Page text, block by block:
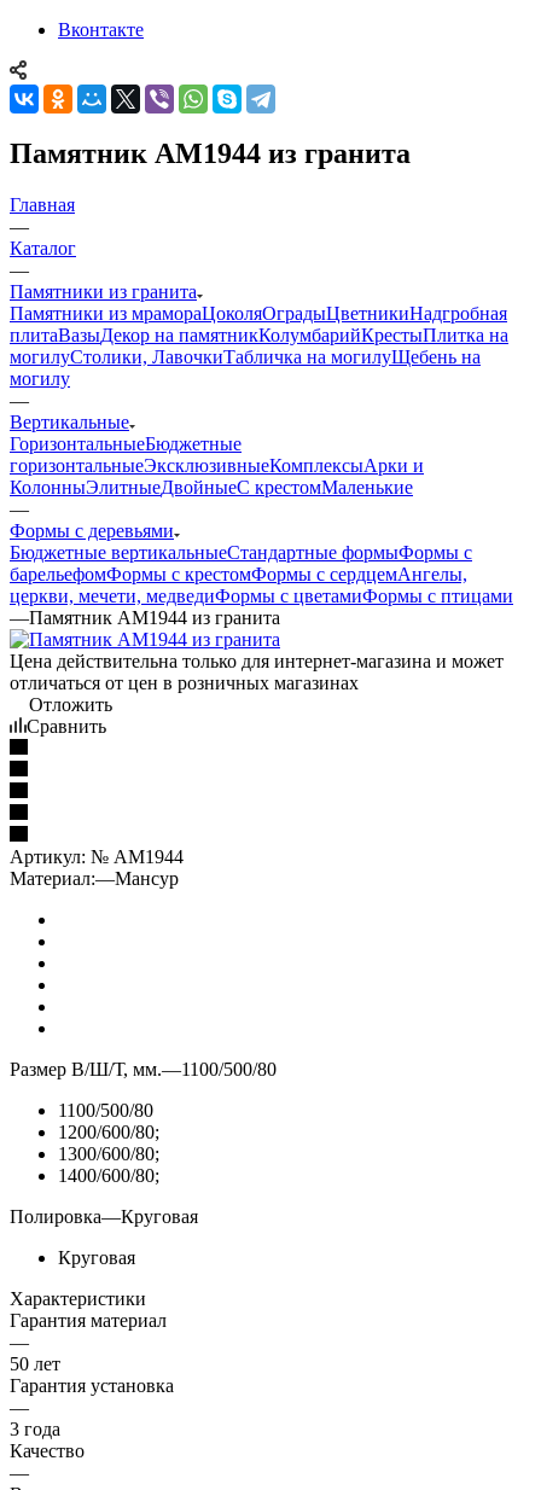
Вконтакте
Памятник AM1944 из гранита
Главная
—
Каталог
—
Памятники из гранита
Памятники из мрамораЦоколяОградыЦветникиНадгробная
плитаВазыДекор на памятникКолумбарийКрестыПлитка на
могилуСтолики, ЛавочкиТабличка на могилуЩебень на
могилу
—
Вертикальные
ГоризонтальныеБюджетные
горизонтальныеЭксклюзивныеКомплексыАрки и
КолонныЭлитныеДвойныеС крестомМаленькие
—
Формы с деревьями
Бюджетные вертикальныеСтандартные формыФормы с
барельефомФормы с крестомФормы с сердцемАнгелы,
церкви, мечети, медведиФормы с цветамиФормы с птицами
—Памятник AM1944 из гранита
Цена действительна только для интернет-магазина и может
отличаться от цен в розничных магазинах
Отложить
Сравнить
Артикул: № AM1944
Материал:—Мансур
Размер В/Ш/Т, мм.—1100/500/80
1100/500/80
1200/600/80;
1300/600/80;
1400/600/80;
Полировка—Круговая
Круговая
Характеристики
Гарантия материал
—
50 лет
Гарантия установка
—
3 года
Качество
—